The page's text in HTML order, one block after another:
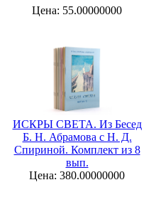
Цена: 55.00000000
ИСКРЫ СВЕТА. Из Бесед
Б. Н. Абрамова с Н. Д.
Спириной. Комплект из 8
вып.
Цена: 380.00000000